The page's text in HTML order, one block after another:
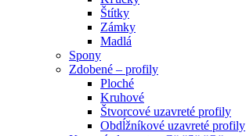
Štítky
Zámky
Madlá
Spony
Zdobené – profily
Ploché
Kruhové
Štvorcové uzavreté profily
Obdĺžníkové uzavreté profily